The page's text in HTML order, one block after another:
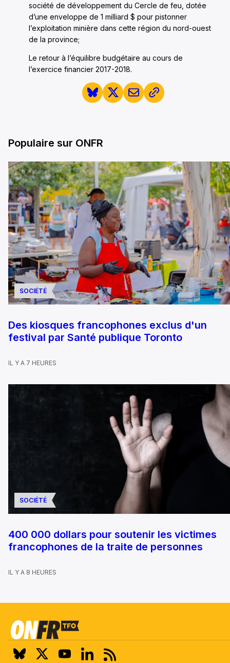
société de développement du Cercle de feu, dotée
d’une enveloppe de 1 milliard $ pour pistonner
l’exploitation minière dans cette région du nord-ouest
de la province;
Le retour à l’équilibre budgétaire au cours de
l’exercice financier 2017-2018.
Populaire sur ONFR
SOCIÉTÉ
Des kiosques francophones exclus d'un
festival par Santé publique Toronto
IL Y A 7 HEURES
SOCIÉTÉ
400 000 dollars pour soutenir les victimes
francophones de la traite de personnes
IL Y A 8 HEURES